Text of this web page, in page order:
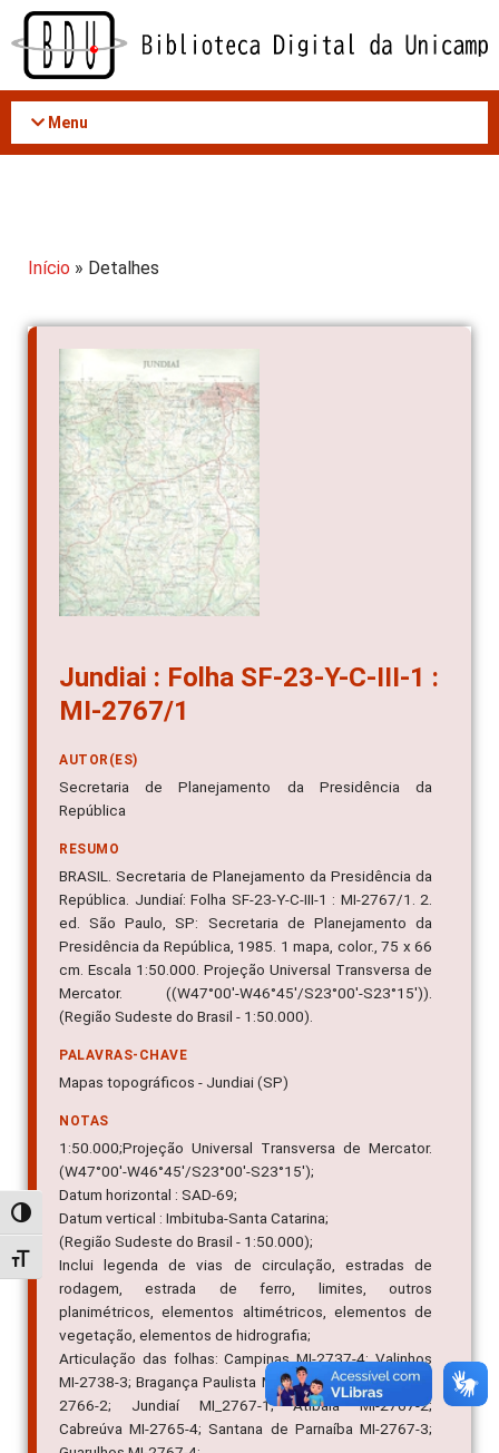
Acessar
conteúdo
Alternar alto contraste
Alternar tamanho da fonte
Menu
Início » Detalhes
Jundiai : Folha SF-23-Y-C-III-1 :
MI-2767/1
AUTOR(ES)
Secretaria de Planejamento da Presidência da
República
RESUMO
BRASIL. Secretaria de Planejamento da Presidência da
República. Jundiaí: Folha SF-23-Y-C-III-1 : MI-2767/1. 2.
ed. São Paulo, SP: Secretaria de Planejamento da
Presidência da República, 1985. 1 mapa, color., 75 x 66
cm. Escala 1:50.000. Projeção Universal Transversa de
Mercator. ((W47°00'-W46°45'/S23°00'-S23°15')).
(Região Sudeste do Brasil - 1:50.000).
PALAVRAS-CHAVE
Mapas topográficos - Jundiai (SP)
NOTAS
1:50.000;Projeção Universal Transversa de Mercator.
(W47°00'-W46°45'/S23°00'-S23°15');
Datum horizontal : SAD-69;
Datum vertical : Imbituba-Santa Catarina;
(Região Sudeste do Brasil - 1:50.000);
Inclui legenda de vias de circulação, estradas de
rodagem, estrada de ferro, limites, outros
planimétricos, elementos altimétricos, elementos de
vegetação, elementos de hidrografia;
Articulação das folhas: Campinas MI-2737-4; Valinhos
MI-2738-3; Bragança Paulista MI-2738-4; Indaiatuba MI-
2766-2; Jundiaí MI_2767-1; Atibaia MI-2767-2;
Cabreúva MI-2765-4; Santana de Parnaíba MI-2767-3;